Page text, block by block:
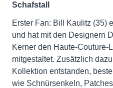
Schafstall
Erster Fan: Bill Kaulitz (35)
und hat mit den Designern
Kerner den Haute-Couture-
mitgestaltet. Zusätzlich
Kollektion entstanden,
wie Schnürsenkeln,